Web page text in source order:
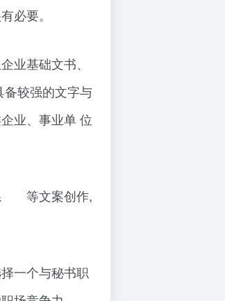
必要。
业基础文书、
较强的文字与
业、事业单 位
系 等文案创作,
一个与秘书职